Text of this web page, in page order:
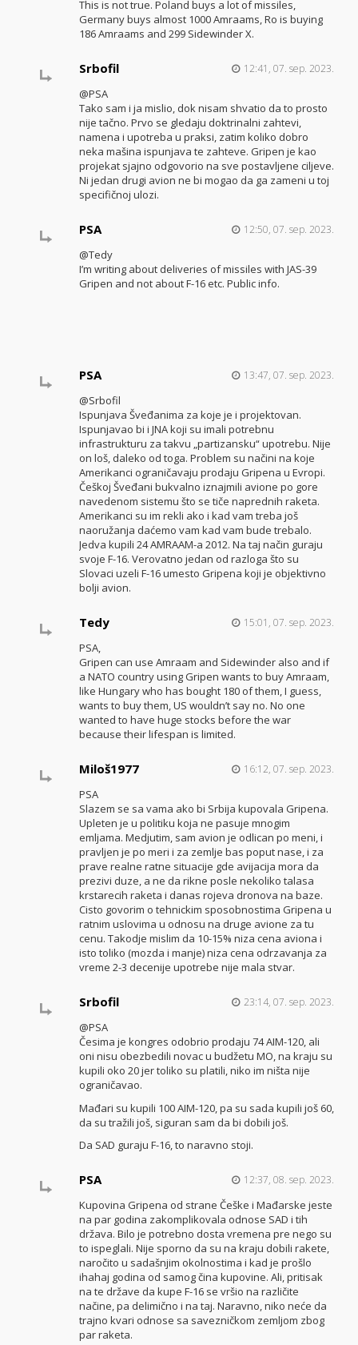
This is not true. Poland buys a lot of missiles,
Germany buys almost 1000 Amraams, Ro is buying
186 Amraams and 299 Sidewinder X.
Srbofil 12:41, 07. sep. 2023.
@PSA
Tako sam i ja mislio, dok nisam shvatio da to prosto
nije tačno. Prvo se gledaju doktrinalni zahtevi,
namena i upotreba u praksi, zatim koliko dobro
neka mašina ispunjava te zahteve. Gripen je kao
projekat sjajno odgovorio na sve postavljene ciljeve.
Ni jedan drugi avion ne bi mogao da ga zameni u toj
specifičnoj ulozi.
PSA 12:50, 07. sep. 2023.
@Tedy
I’m writing about deliveries of missiles with JAS-39
Gripen and not about F-16 etc. Public info.
PSA 13:47, 07. sep. 2023.
@Srbofil
Ispunjava Šveđanima za koje je i projektovan.
Ispunjavao bi i JNA koji su imali potrebnu
infrastrukturu za takvu „partizansku“ upotrebu. Nije
on loš, daleko od toga. Problem su načini na koje
Amerikanci ograničavaju prodaju Gripena u Evropi.
Češkoj Šveđani bukvalno iznajmili avione po gore
navedenom sistemu što se tiče naprednih raketa.
Amerikanci su im rekli ako i kad vam treba još
naoružanja daćemo vam kad vam bude trebalo.
Jedva kupili 24 AMRAAM-a 2012. Na taj način guraju
svoje F-16. Verovatno jedan od razloga što su
Slovaci uzeli F-16 umesto Gripena koji je objektivno
bolji avion.
Tedy 15:01, 07. sep. 2023.
PSA,
Gripen can use Amraam and Sidewinder also and if
a NATO country using Gripen wants to buy Amraam,
like Hungary who has bought 180 of them, I guess,
wants to buy them, US wouldn’t say no. No one
wanted to have huge stocks before the war
because their lifespan is limited.
Miloš1977 16:12, 07. sep. 2023.
PSA
Slazem se sa vama ako bi Srbija kupovala Gripena.
Upleten je u politiku koja ne pasuje mnogim
emljama. Medjutim, sam avion je odlican po meni, i
pravljen je po meri i za zemlje bas poput nase, i za
prave realne ratne situacije gde avijacija mora da
prezivi duze, a ne da rikne posle nekoliko talasa
krstarecih raketa i danas rojeva dronova na baze.
Cisto govorim o tehnickim sposobnostima Gripena u
ratnim uslovima u odnosu na druge avione za tu
cenu. Takodje mislim da 10-15% niza cena aviona i
isto toliko (mozda i manje) niza cena odrzavanja za
vreme 2-3 decenije upotrebe nije mala stvar.
Srbofil 23:14, 07. sep. 2023.
@PSA
Česima je kongres odobrio prodaju 74 AIM-120, ali
oni nisu obezbedili novac u budžetu MO, na kraju su
kupili oko 20 jer toliko su platili, niko im ništa nije
ograničavao.
Mađari su kupili 100 AIM-120, pa su sada kupili još 60,
da su tražili još, siguran sam da bi dobili još.
Da SAD guraju F-16, to naravno stoji.
PSA 12:37, 08. sep. 2023.
Kupovina Gripena od strane Češke i Mađarske jeste
na par godina zakomplikovala odnose SAD i tih
država. Bilo je potrebno dosta vremena pre nego su
to ispeglali. Nije sporno da su na kraju dobili rakete,
naročito u sadašnjim okolnostima i kad je prošlo
ihahaj godina od samog čina kupovine. Ali, pritisak
na te države da kupe F-16 se vršio na različite
načine, pa delimično i na taj. Naravno, niko neće da
trajno kvari odnose sa savezničkom zemljom zbog
par raketa.